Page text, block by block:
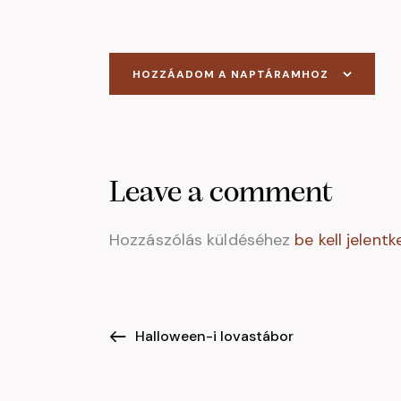
HOZZÁADOM A NAPTÁRAMHOZ
Leave a comment
Hozzászólás küldéséhez be kell
E
Halloween-i lovastábor